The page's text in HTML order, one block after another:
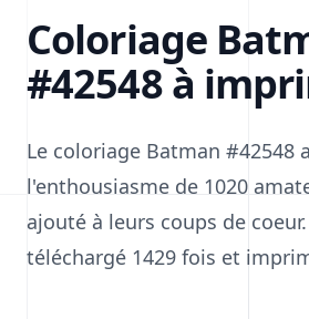
Coloriage
#42548 à
Le coloriage Batman #42548
l'enthousiasme de 1020
ajouté à leurs coups de
téléchargé 1429 fois et